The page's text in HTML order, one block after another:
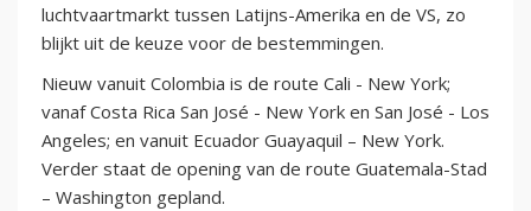
luchtvaartmarkt tussen Latijns-Amerika en de VS, zo
blijkt uit de keuze voor de bestemmingen.
Nieuw vanuit Colombia is de route Cali - New York;
vanaf Costa Rica San José - New York en San José - Los
Angeles; en vanuit Ecuador Guayaquil – New York.
Verder staat de opening van de route Guatemala-Stad
– Washington gepland.